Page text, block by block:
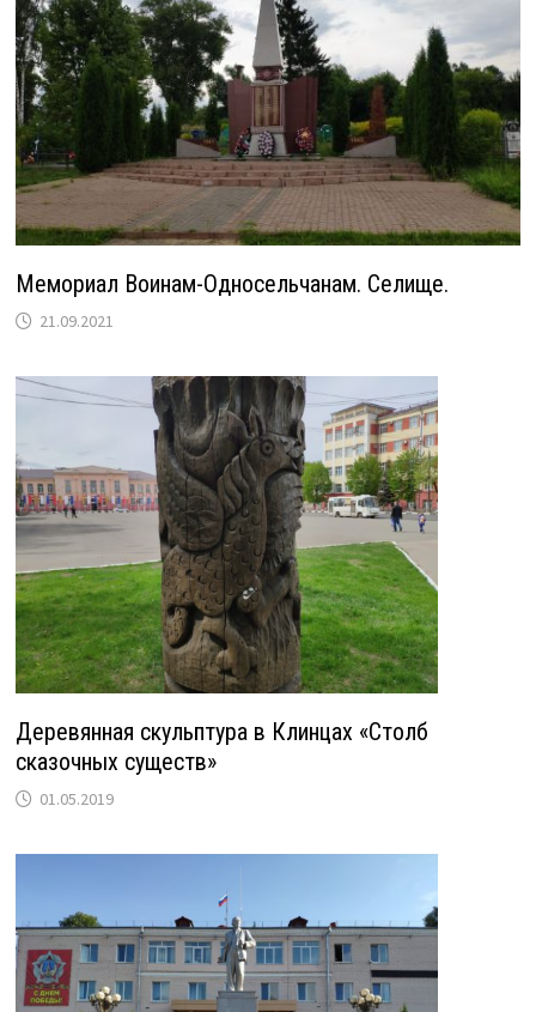
Мемориал Воинам-Односельчанам. Селище.
21.09.2021
Деревянная скульптура в Клинцах «Столб
сказочных существ»
01.05.2019